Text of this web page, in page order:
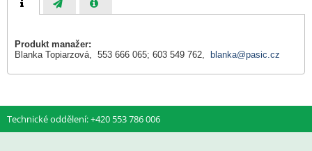
Produkt manažer:
Blanka Topiarzová, 553 666 065; 603 549 762,
blanka@pasic.cz
Technické oddělení: +420 553 786 006